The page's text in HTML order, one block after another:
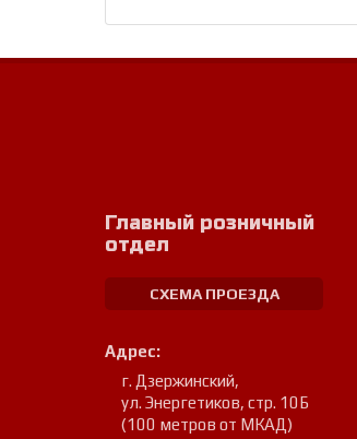
Главный розничный
отдел
СХЕМА ПРОЕЗДА
Адрес:
г. Дзержинский,
ул. Энергетиков, стр. 10Б
(100 метров от МКАД)